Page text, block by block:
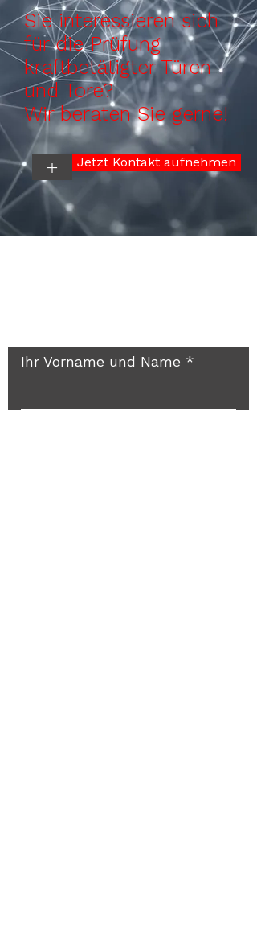
Sie interessieren sich
für die Prüfung
kraftbetätigter Türen
und Tore?
Wir beraten Sie gerne!
+ Jetzt Kontakt aufnehmen
Ihr Vorname und Name